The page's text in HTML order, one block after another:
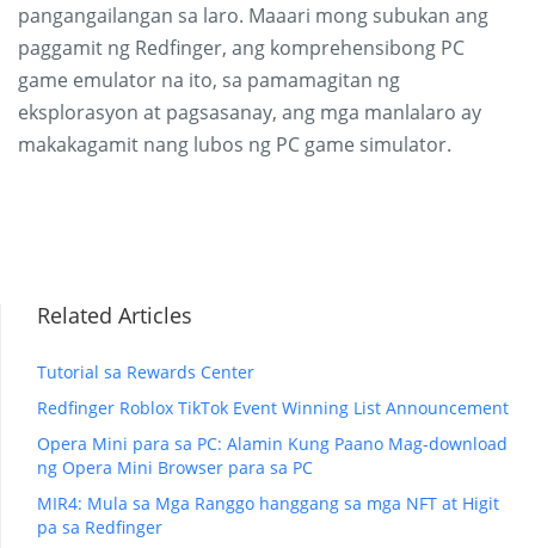
pangangailangan sa laro. Maaari mong subukan ang
paggamit ng Redfinger, ang komprehensibong PC
game emulator na ito, sa pamamagitan ng
eksplorasyon at pagsasanay, ang mga manlalaro ay
makakagamit nang lubos ng PC game simulator.
Related Articles
Tutorial sa Rewards Center
Redfinger Roblox TikTok Event Winning List Announcement
Opera Mini para sa PC: Alamin Kung Paano Mag-download
ng Opera Mini Browser para sa PC
MIR4: Mula sa Mga Ranggo hanggang sa mga NFT at Higit
pa sa Redfinger